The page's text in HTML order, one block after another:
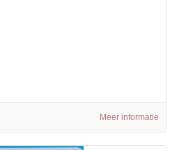
Meer informatie